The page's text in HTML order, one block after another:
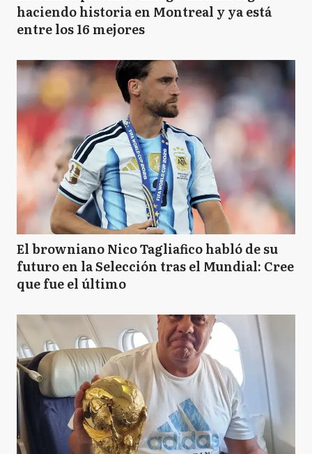
haciendo historia en Montreal y ya está
entre los 16 mejores
El browniano Nico Tagliafico habló de su
futuro en la Selección tras el Mundial: Cree
que fue el último